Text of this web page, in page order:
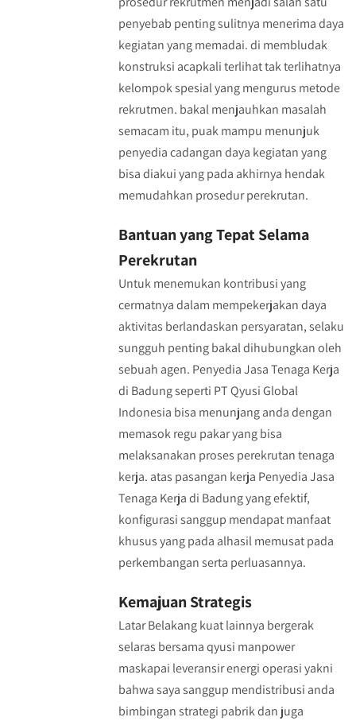
penyebab penting sulitnya menerima daya
kegiatan yang memadai. di membludak
konstruksi acapkali terlihat tak terlihatnya
kelompok spesial yang mengurus metode
rekrutmen. bakal menjauhkan masalah
semacam itu, puak mampu menunjuk
penyedia cadangan daya kegiatan yang
bisa diakui yang pada akhirnya hendak
memudahkan prosedur perekrutan.
Bantuan yang Tepat Selama
Perekrutan
Untuk menemukan kontribusi yang
cermatnya dalam mempekerjakan daya
aktivitas berlandaskan persyaratan, selaku
sungguh penting bakal dihubungkan oleh
sebuah agen. Penyedia Jasa Tenaga Kerja
di Badung seperti PT Qyusi Global
Indonesia bisa menunjang anda dengan
memasok regu pakar yang bisa
melaksanakan proses perekrutan tenaga
kerja. atas pasangan kerja Penyedia Jasa
Tenaga Kerja di Badung yang efektif,
konfigurasi sanggup mendapat manfaat
khusus yang pada alhasil memusat pada
perkembangan serta perluasannya.
Kemajuan Strategis
Latar Belakang kuat lainnya bergerak
selaras bersama qyusi manpower
maskapai leveransir energi operasi yakni
bahwa saya sanggup mendistribusi anda
bimbingan strategi pabrik dan juga